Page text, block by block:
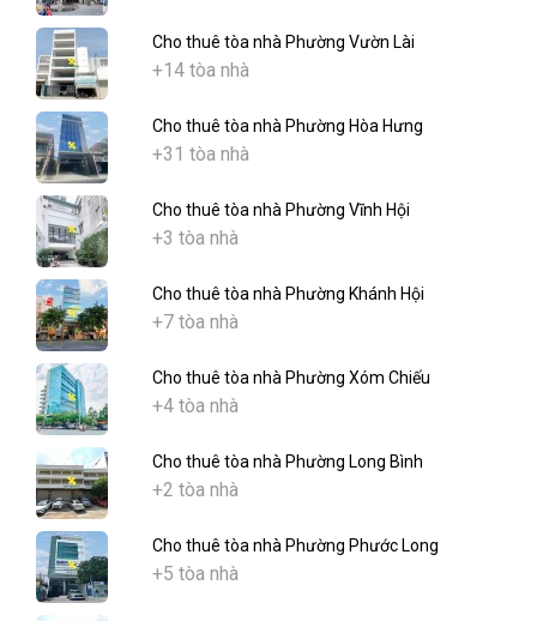
Cho thuê tòa nhà Phường Vườn Lài
+14 tòa nhà
Cho thuê tòa nhà Phường Hòa Hưng
+31 tòa nhà
Cho thuê tòa nhà Phường Vĩnh Hội
+3 tòa nhà
Cho thuê tòa nhà Phường Khánh Hội
+7 tòa nhà
Cho thuê tòa nhà Phường Xóm Chiếu
+4 tòa nhà
Cho thuê tòa nhà Phường Long Bình
+2 tòa nhà
Cho thuê tòa nhà Phường Phước Long
+5 tòa nhà